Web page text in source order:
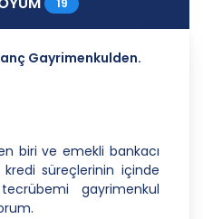
kişisel verilerin
hukuka ve
gereklilikleri
Pazarlama ve
kişisel veri sahiplerinin
Gayrimenkulden.
biri ve emekli bankacı
süreçlerinin içinde
gayrimenkul